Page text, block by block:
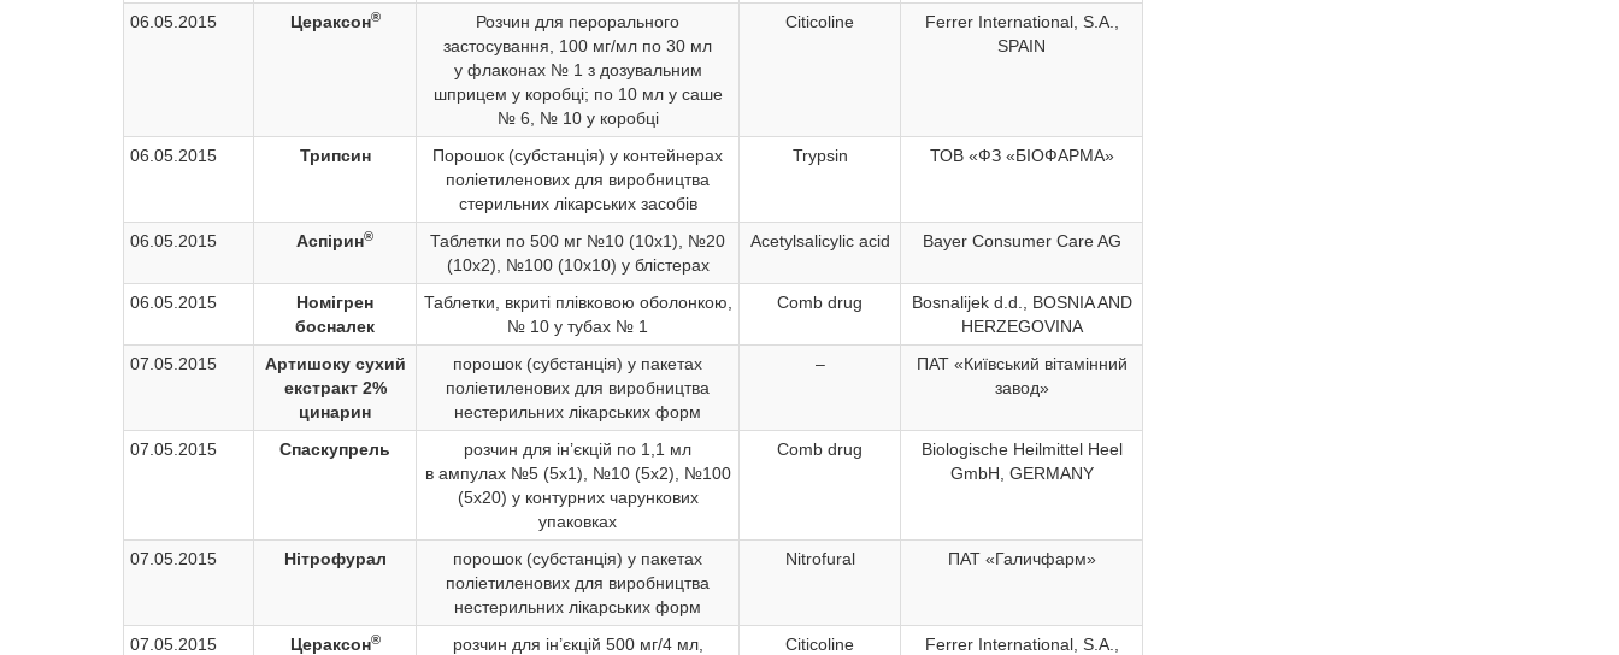
06.05.2015 Цераксон®
Розчин для перорального
застосування, 100 мг/мл по 30 мл
у флаконах № 1 з дозувальним
шприцем у коробці; по 10 мл у саше
№ 6, № 10 у коробці
Citicoline
Ferrer International, S.A.,
SPAIN
06.05.2015 Трипсин
Порошок (субстанція) у контейнерах
поліетиленових для виробництва
стерильних лікарських засобів
Trypsin ТОВ «ФЗ «БІОФАРМА»
06.05.2015 Аспірин®
Таблетки по 500 мг №10 (10х1), №20
(10х2), №100 (10х10) у блістерах
Acetylsalicylic acid Bayer Consumer Care AG
06.05.2015
Номігрен
босналек
Таблетки, вкриті плівковою оболонкою,
№ 10 у тубах № 1
Comb drug
Bosnalijek d.d., BOSNIA AND
HERZEGOVINA
07.05.2015
Артишоку сухий
екстракт 2%
цинарин
порошок (субстанція) у пакетах
поліетиленових для виробництва
нестерильних лікарських форм
–
ПАТ «Київський вітамінний
завод»
07.05.2015 Спаскупрель
розчин для ін’єкцій по 1,1 мл
в ампулах №5 (5х1), №10 (5х2), №100
(5х20) у контурних чарункових
упаковках
Comb drug
Biologische Heilmittel Heel
GmbH, GERMANY
07.05.2015 Нітрофурал
порошок (субстанція) у пакетах
поліетиленових для виробництва
нестерильних лікарських форм
Nitrofural ПАТ «Галичфарм»
07.05.2015 Цераксон®
розчин для ін’єкцій 500 мг/4 мл,
Citicoline
Ferrer International, S.A.,